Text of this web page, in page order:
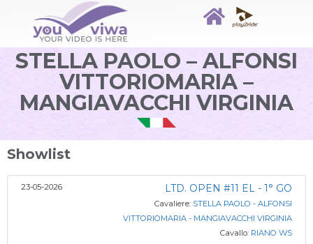
STELLA PAOLO – ALFONSI
VITTORIOMARIA –
MANGIAVACCHI VIRGINIA
Showlist
23-05-2026 LTD. OPEN #11 EL - 1° GO
Cavaliere: STELLA PAOLO - ALFONSI
VITTORIOMARIA - MANGIAVACCHI VIRGINIA
Cavallo: RIANO WS